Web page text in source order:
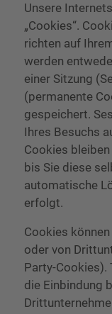
Unsere
„Cookies“.
richten auf
werden
einer Sitzung
(permanente
gespeichert.
Ihres Besuchs
Cookies
bis Sie diese
automatische
erfolgt.
Cookies
oder von
Party-Cookies).
die Einbindung